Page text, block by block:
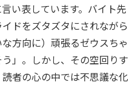
い表しています。バイト先
ドをズタズタにされながら
方向に）頑張るゼウスちゃ
」。しかし、その空回りす
者の心の中では不思議な化